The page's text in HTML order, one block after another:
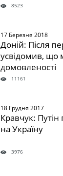
8523
17 Березня 2018
Доній: Після
усвідомив, що
домовленості
11161
18 Грудня 2017
Кравчук:
на Україну
3976